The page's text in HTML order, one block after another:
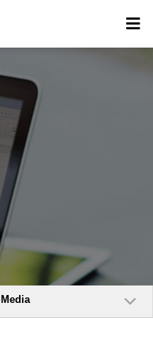
Media